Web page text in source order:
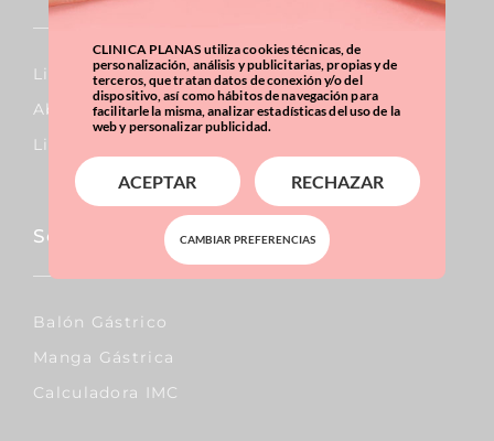
Lipo Vaser
Abdominoplastia
Liposucción
Sobrepeso & Obesidad
Balón Gástrico
Manga Gástrica
Calculadora IMC
CLINICA PLANAS utiliza cookies técnicas, de
personalización, análisis y publicitarias, propias y de
terceros, que tratan datos de conexión y/o del
dispositivo, así como hábitos de navegación para
facilitarle la misma, analizar estadísticas del uso de la
web y personalizar publicidad.
ACEPTAR RECHAZAR
CAMBIAR PREFERENCIAS